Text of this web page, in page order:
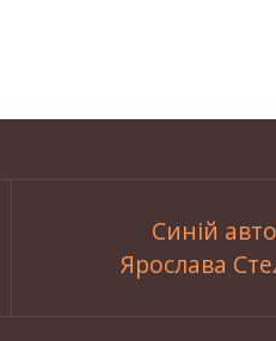
Синій
Ярослава